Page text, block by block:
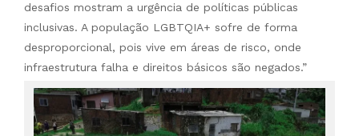
desafios mostram a urgência de políticas públicas
inclusivas. A população LGBTQIA+ sofre de forma
desproporcional, pois vive em áreas de risco, onde
infraestrutura falha e direitos básicos são negados.”